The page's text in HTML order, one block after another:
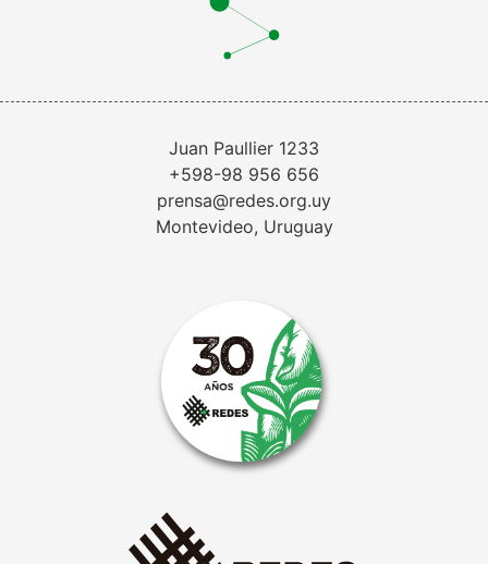
Juan Paullier 1233
+598-98 956 656
prensa@redes.org.uy
Montevideo, Uruguay